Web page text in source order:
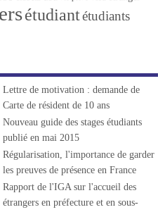
étudiantétudiants
Lettre de motivation : demande de
Carte de résident de 10 ans
Nouveau guide des stages étudiants
publié en mai 2015
Régularisation, l'importance de garder
les preuves de présence en France
Rapport de l'IGA sur l'accueil des
étrangers en préfecture et en sous-